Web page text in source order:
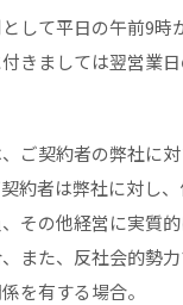
て平日の午前9時
ましては翌営業日
ご契約者の弊社に
約者は弊社に対し
その他経営に実質
また、反社会的勢
を有する場合。